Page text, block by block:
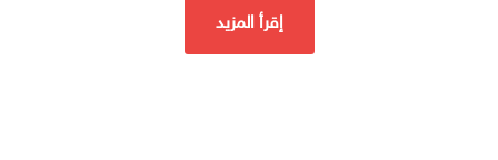
إقرأ المزيد